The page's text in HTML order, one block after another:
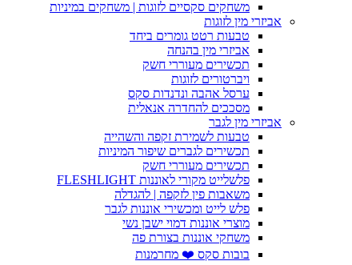
משחקים סקסיים לזוגות | משחקים במיניות
אביזרי מין לזוגות
טבעות רטט גומרים ביחד
אביזרי מין בהנחה
תכשירים מעוררי חשק
ויברטורים לזוגות
ערסל אהבה ונדנדות סקס
מסככים להחדרה אנאלית
אביזרי מין לגבר
טבעות לשמירת זקפה והשהייה
תכשירים לגברים שיפור המיניות
תכשירים מעוררי חשק
פלשלייט מקורי לאוננות FLESHLIGHT
משאבות פין לזקפה | להגדלה
פלש לייט ומכשירי אוננות לגבר
מוצרי אוננות דמוי ישבן נשי
משחקי אוננות בצורת פה
בובות סקס ❤️ מחרמנות